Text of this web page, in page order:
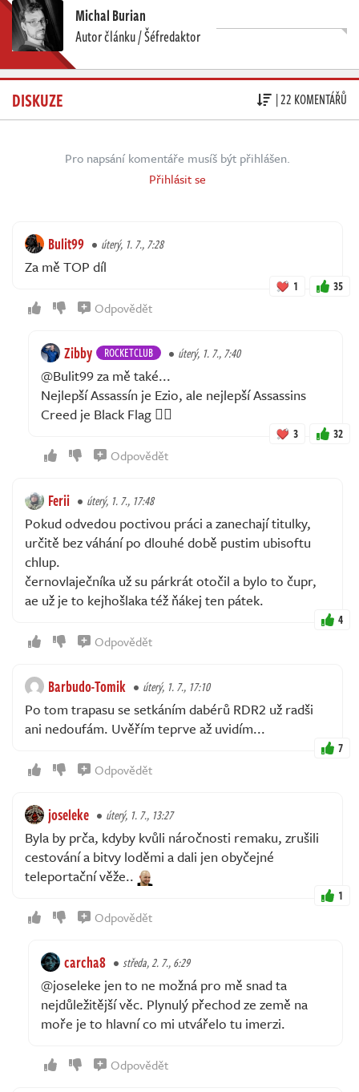
Michal Burian
Autor článku / Šéfredaktor
DISKUZE | 22 KOMENTÁŘŮ
Pro napsání komentáře musíš být přihlášen.
Přihlásit se
Bulit99 úterý, 1. 7., 7:28
Za mě TOP díl
1 35
Odpovědět
Zibby ROCKETCLUB úterý, 1. 7., 7:40
@Bulit99 za mě také...
Nejlepší Assassín je Ezio, ale nejlepší Assassins
Creed je Black Flag 🏴‍☠️
3 32
Odpovědět
Ferii úterý, 1. 7., 17:48
Pokud odvedou poctivou práci a zanechají titulky,
určitě bez váhání po dlouhé době pustim ubisoftu
chlup.
černovlaječníka už su párkrát otočil a bylo to čupr,
ae už je to kejhošlaka též ňákej ten pátek.
4
Odpovědět
Barbudo-Tomik úterý, 1. 7., 17:10
Po tom trapasu se setkáním dabérů RDR2 už radši
ani nedoufám. Uvěřím teprve až uvidím...
7
Odpovědět
joseleke úterý, 1. 7., 13:27
Byla by prča, kdyby kvůli náročnosti remaku, zrušili
cestování a bitvy loděmi a dali jen obyčejné
teleportační věže..
1
Odpovědět
carcha8 středa, 2. 7., 6:29
@joseleke jen to ne možná pro mě snad ta
nejdůležitější věc. Plynulý přechod ze země na
moře je to hlavní co mi utvářelo tu imerzi.
Odpovědět